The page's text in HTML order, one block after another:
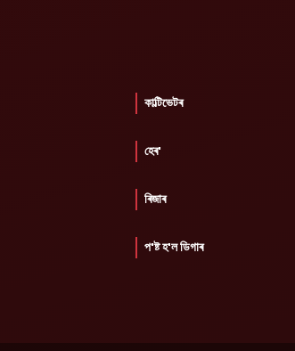
কাল্টিভেটৰ
হেৰ'
ৰিজাৰ
প'ষ্ট হ'ল ডিগাৰ